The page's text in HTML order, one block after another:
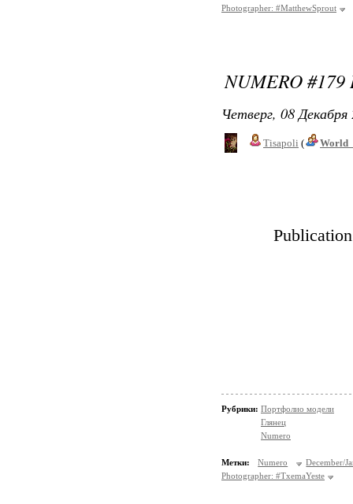
Photographer: #MatthewSprout
NUMERO #179
Четверг, 08
Tisapoli (
Рубрики: Портфолио модели
Глянец
Numero
Метки: Numero
December/
Photographer: #TxemaYeste